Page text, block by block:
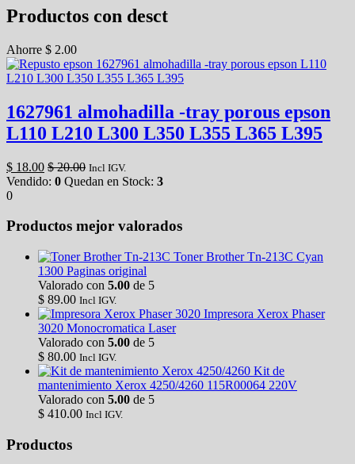
Productos con desct
Ahorre $ 2.00
1627961 almohadilla -tray porous epson
L110 L210 L300 L350 L355 L365 L395
$ 18.00 $20.00 Incl IGV.
Vendido: 0 Quedan en Stock: 3
0
Productos mejor valorados
Toner Brother Tn-213C Cyan
1300 Paginas original
Valorado con 5.00 de 5
$ 89.00 Incl IGV.
Impresora Xerox Phaser
3020 Monocromatica Laser
Valorado con 5.00 de 5
$ 80.00 Incl IGV.
Kit de
mantenimiento Xerox 4250/4260 115R00064 220V
Valorado con 5.00 de 5
$ 410.00 Incl IGV.
Productos